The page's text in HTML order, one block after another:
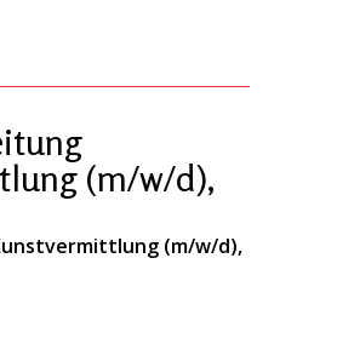
(m/w/d),
(m/w/d),